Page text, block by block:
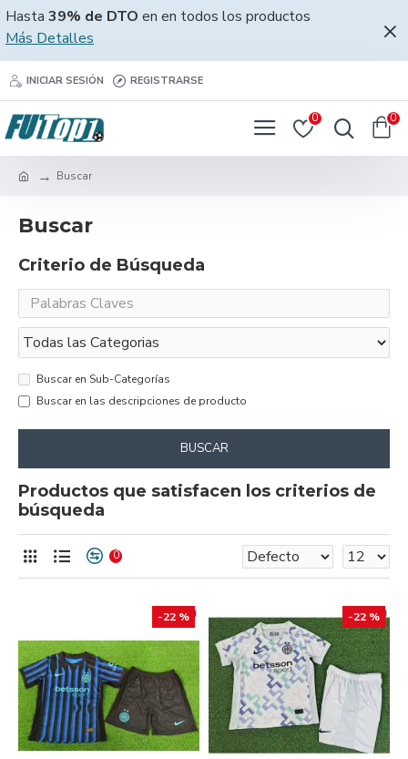
Hasta 39% de DTO en en todos los productos
Más Detalles
INICIAR SESIÓN REGISTRARSE
0 0
Buscar
Buscar
Criterio de Búsqueda
Buscar en Sub-Categorías
Buscar en las descripciones de producto
BUSCAR
Productos que satisfacen los criterios de
búsqueda
0
-22 % -22 %